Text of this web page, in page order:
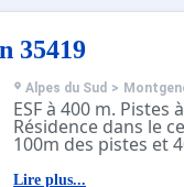
Le logement n'est
personnes en
Les avantages de
montagne : Cette
piste, et dispose
Ménage NON inclus.
35419
Alpes du Sud >
ESF à 400 m. Pistes
Résidence dans le
100m des pistes et
Parking à proximité.
Lire plus...